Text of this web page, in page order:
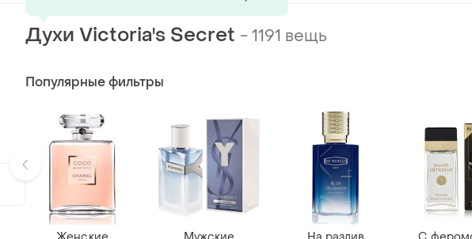
Духи Victoria's Secret -1191 вещь
Популярные фильтры